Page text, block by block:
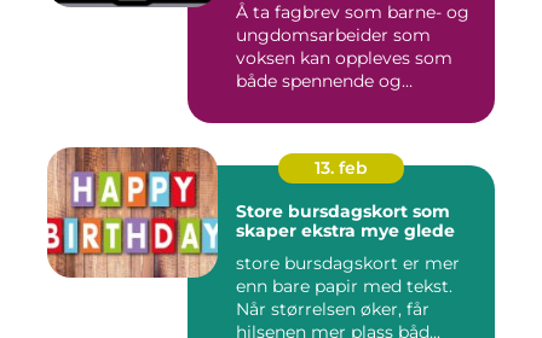
Å ta fagbrev som barne- og
ungdomsarbeider som
voksen kan oppleves som
både spennende og
13. feb
Store bursdagskort som
skaper ekstra mye glede
store bursdagskort er mer
enn bare papir med tekst.
Når størrelsen øker, får
hilsenen mer plass båd...